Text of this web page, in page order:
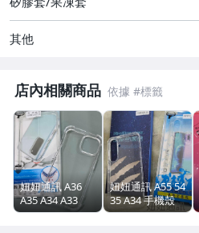
其他
店內相關商品
妞妞通訊 A36
A35 A34 A33
A32 四角加厚 空
妞妞通訊 A55 54
35 A34 手機殼
防摔殼 三星 軟